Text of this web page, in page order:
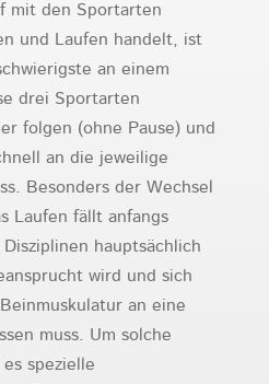
mit den Sportarten
und Laufen handelt, ist
an einem
drei Sportarten
folgen (ohne Pause) und
an die jeweilige
Besonders der Wechsel
Laufen fällt anfangs
hauptsächlich
wird und sich
an eine
muss. Um solche
spezielle